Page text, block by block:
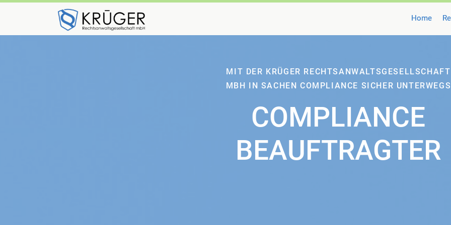
Home
Home
COMPLIANCE
BEAUFTRAGTER
MIT DER KRÜGER RECHTSANWALTSGESELLSCHAFT
MBH IN SACHEN COMPLIANCE SICHER UNTERWEGS